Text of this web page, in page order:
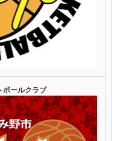
ボールクラブ